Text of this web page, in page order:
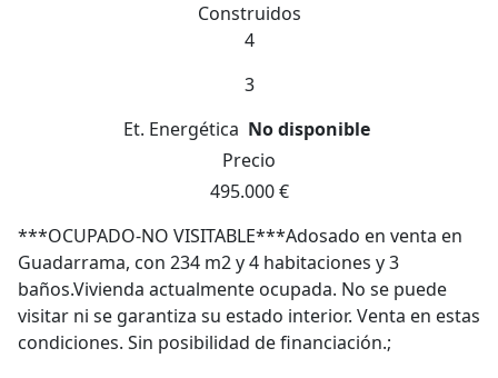
Construidos
4
3
Et. Energética No disponible
Precio
495.000 €
***OCUPADO-NO VISITABLE***Adosado en venta en
Guadarrama, con 234 m2 y 4 habitaciones y 3
baños.Vivienda actualmente ocupada. No se puede
visitar ni se garantiza su estado interior. Venta en estas
condiciones. Sin posibilidad de financiación.;